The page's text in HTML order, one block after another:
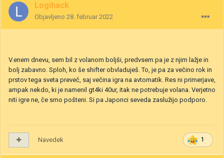
Logihack
Objavljeno 28. februar 2022
V.enem dnevu, sem bil z volanom boljši, predvsem pa je z njim lažje in
bolj zabavno. Sploh, ko še shifter obvladuješ. To, je pa za večino rok in
prstov tega sveta preveč, saj večina igra na avtomatik. Res ni primerjave,
ampak nekdo, ki je namenil gt4ki 40ur, itak ne potrebuje volana. Verjetno
niti igre ne, če smo pošteni. Si pa Japonci seveda zaslužijo podporo.
1
Navedek